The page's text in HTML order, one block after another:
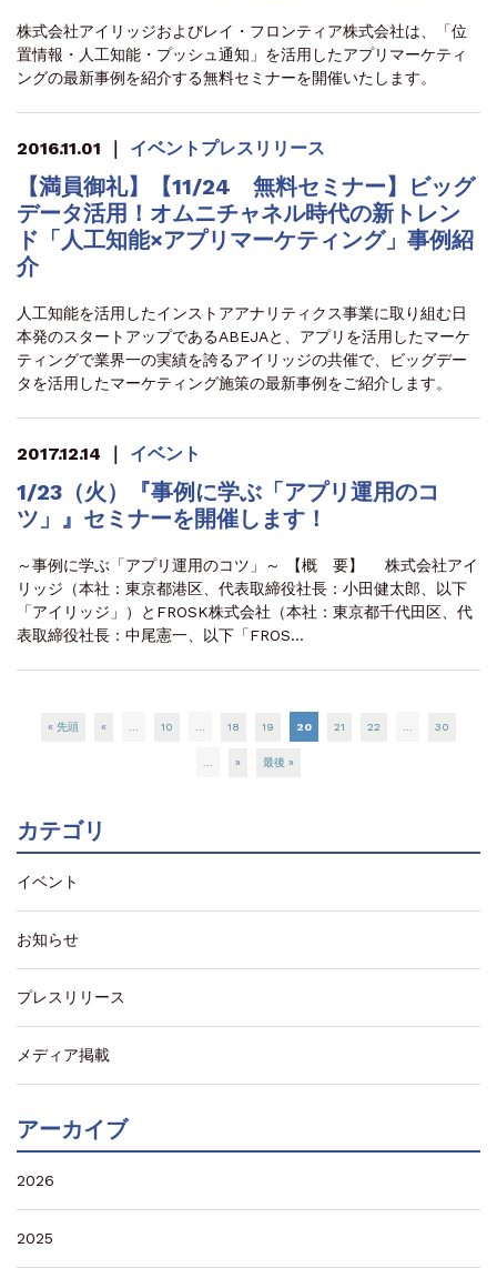
株式会社アイリッジおよびレイ・フロンティア株式会社は、「位
置情報・人工知能・プッシュ通知」を活用したアプリマーケティ
ングの最新事例を紹介する無料セミナーを開催いたします。
2016.11.01 ｜ イベント プレスリリース
【満員御礼】【11/24 無料セミナー】ビッグ
データ活用！オムニチャネル時代の新トレン
ド「人工知能×アプリマーケティング」事例紹
介
人工知能を活用したインストアアナリティクス事業に取り組む日
本発のスタートアップであるABEJAと、アプリを活用したマーケ
ティングで業界一の実績を誇るアイリッジの共催で、ビッグデー
タを活用したマーケティング施策の最新事例をご紹介します。
2017.12.14 ｜ イベント
1/23（火）『事例に学ぶ「アプリ運用のコ
ツ」』セミナーを開催します！
～事例に学ぶ「アプリ運用のコツ」～ 【概 要】 株式会社アイ
リッジ（本社：東京都港区、代表取締役社長：小田健太郎、以下
「アイリッジ」）とFROSK株式会社（本社：東京都千代田区、代
表取締役社長：中尾憲一、以下「FROS…
« 先頭 « 10 18 19 20 21 22 30
» 最後 »
カテゴリ
イベント
お知らせ
プレスリリース
メディア掲載
アーカイブ
2026
2025